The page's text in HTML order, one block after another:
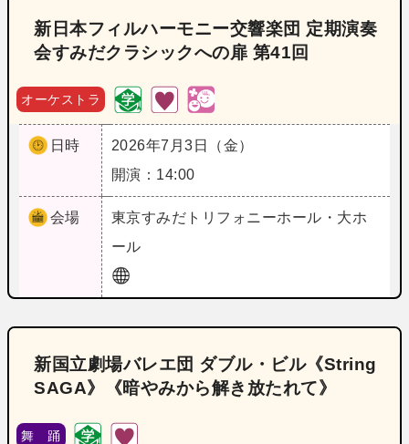
新日本フィルハーモニー交響楽団 定期演奏
会すみだクラシックへの扉 第41回
オーケストラ
日時
2026年7月3日（金）
開演：14:00
会場 東京すみだトリフォニーホール・大ホ
ール
新国立劇場バレエ団 ダブル・ビル《String
SAGA》《暗やみから解き放たれて》
舞 踊